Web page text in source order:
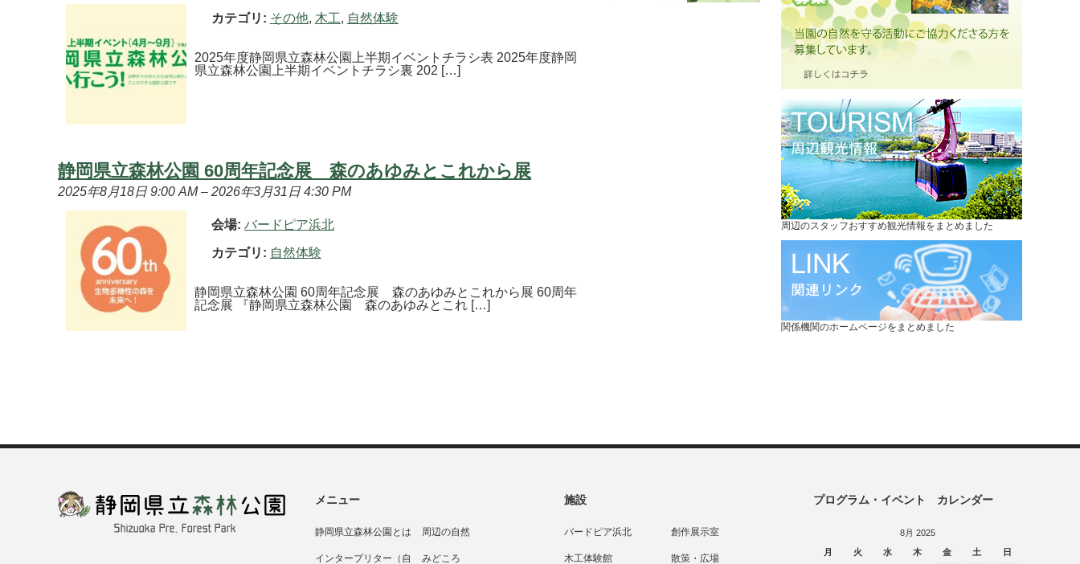
カテゴリ: その他, 木工, 自然体験
2025年度静岡県立森林公園上半期イベントチラシ表 2025年度静岡
県立森林公園上半期イベントチラシ裏 202 […]
静岡県立森林公園 60周年記念展 森のあゆみとこれから展
2025年8月18日 9:00 AM– 2026年3月31日 4:30 PM
会場: バードピア浜北
カテゴリ: 自然体験
静岡県立森林公園 60周年記念展 森のあゆみとこれから展 60周年
記念展 『静岡県立森林公園 森のあゆみとこれ […]
周辺のスタッフおすすめ観光情報をまとめました
関係機関のホームページをまとめました
メニュー
静岡県立森林公園とは 周辺の自然
インタープリター（自 みどころ
施設
バードピア浜北 創作展示室
木工体験館 散策・広場
プログラム・イベント カレンダー
8月 2025
月
火 水 木 金 土 日